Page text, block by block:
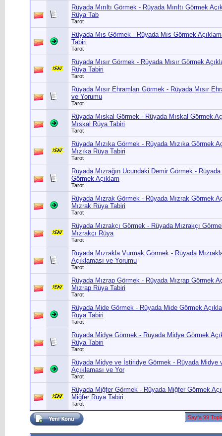
Rüyada Mırıltı Görmek - Rüyada Mırıltı Görmek
Rüya Tab
Tarot
Rüyada Mıs Görmek - Rüyada Mıs Görmek
Tabiri
Tarot
Rüyada Mısır Görmek - Rüyada Mısır Görmek
Rüya Tabiri
Tarot
Rüyada Mısır Ehramları Görmek - Rüyada Mısır
ve Yorumu
Tarot
Rüyada Mıskal Görmek - Rüyada Mıskal Görmek
Mıskal Rüya Tabiri
Tarot
Rüyada Mızıka Görmek - Rüyada Mızıka Görmek
Mızıka Rüya Tabiri
Tarot
Rüyada Mızrağın Ucundaki Demir Görmek -
Görmek Açıklam
Tarot
Rüyada Mızrak Görmek - Rüyada Mızrak Görmek
Mızrak Rüya Tabiri
Tarot
Rüyada Mızrakçı Görmek - Rüyada Mızrakçı
Mızrakçı Rüya
Tarot
Rüyada Mızrakla Vurmak Görmek - Rüyada
Açıklaması ve Yorumu
Tarot
Rüyada Mızrap Görmek - Rüyada Mızrap Görmek
Mızrap Rüya Tabiri
Tarot
Rüyada Mide Görmek - Rüyada Mide Görmek
Rüya Tabiri
Tarot
Rüyada Midye Görmek - Rüyada Midye Görmek
Rüya Tabiri
Tarot
Rüyada Midye ve İstiridye Görmek - Rüyada Midye
Açıklaması ve Yor
Tarot
Rüyada Miğfer Görmek - Rüyada Miğfer Görmek
Miğfer Rüya Tabiri
Tarot
Sayfa 99